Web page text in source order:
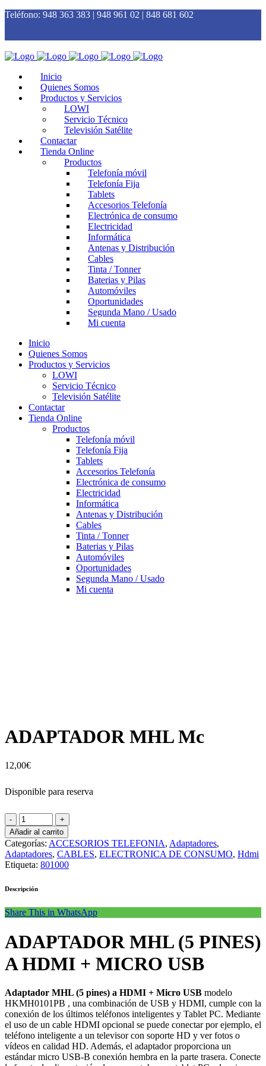
Teléfono: 948 363 383 | 948 961 02 | 848 681 602
Inicio
Quienes Somos
Productos y Servicios
LOWI
Servicio Técnico
Televisión Satélite
Contactar
Tienda Online
Productos
Telefonía móvil
Telefonía Fija
Tablets
Accesorios Telefonía
Electrónica de consumo
Electricidad
Informática
Antenas y Distribución
Cables
Tinta / Tonner
Baterias y Pilas
Automóviles
Oportunidades
Segunda Mano / Usado
Mi cuenta
Inicio
Quienes Somos
Productos y Servicios
LOWI
Servicio Técnico
Televisión Satélite
Contactar
Tienda Online
Productos
Telefonía móvil
Telefonía Fija
Tablets
Accesorios Telefonía
Electrónica de consumo
Electricidad
Informática
Antenas y Distribución
Cables
Tinta / Tonner
Baterias y Pilas
Automóviles
Oportunidades
Segunda Mano / Usado
Mi cuenta
ADAPTADOR MHL Mc
12,00€
Disponible para reserva
Añadir al carrito
Categorías: ACCESORIOS TELEFONIA, Adaptadores,
Adaptadores, CABLES, ELECTRONICA DE CONSUMO, Hdmi
Etiqueta: 801000
Descripción
Share This in WhatsApp
ADAPTADOR MHL (5 PINES)
A HDMI + MICRO USB
Adaptador MHL (5 pines) a HDMI + Micro USB modelo
HKMH0101PB , una combinación de USB y HDMI, cumple con la
conexión de los últimos teléfonos inteligentes y Tablet PC. Mediante
el uso de un cable HDMI opcional se puede conectar por ejemplo, el
teléfono inteligente a un televisor con soporte HD y ver fotos o
vídeos en calidad HD. Además, el adaptador proporciona un
estándar micro USB-B conexión hembra en la parte trasera. Conecte